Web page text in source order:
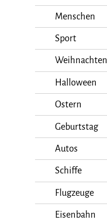
Menschen
Sport
Weihnachten
Halloween
Ostern
Geburtstag
Autos
Schiffe
Flugzeuge
Eisenbahn